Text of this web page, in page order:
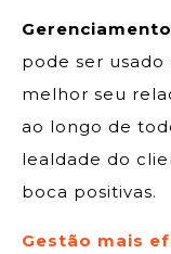
pode ser
melhor seu
ao longo de
lealdade do
boca positivas.
Gestão mais